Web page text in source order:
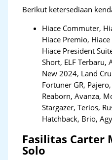
Berikut ketersediaan
Hiace Commuter,
Hiace Premio,
Hiace President
Short, ELF Terbaru,
New 2024, Land
Fortuner GR,
Reaborn, Avanza,
Stargazer, Terios,
Hatchback, Brio,
Fasilitas Carter
Solo